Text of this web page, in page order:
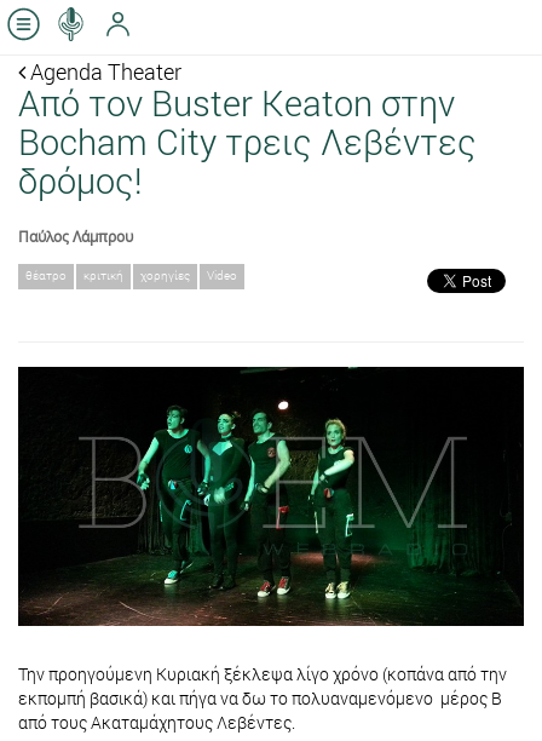
Agenda Theater
Από τον Buster Keaton στην
Bocham City τρεις Λεβέντες
δρόμος!
Παύλος Λάμπρου
θέατρο κριτική χορηγίες Video
Την προηγούμενη Κυριακή ξέκλεψα λίγο χρόνο (κοπάνα από την
εκπομπή βασικά) και πήγα να δω το πολυαναμενόμενο μέρος Β
από τους Ακαταμάχητους Λεβέντες.